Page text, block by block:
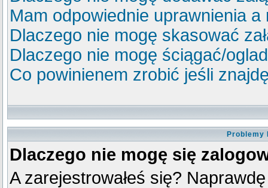
Mam odpowiednie uprawnienia
Dlaczego nie mogę skasować
Dlaczego nie mogę ściągać/
Co powinienem zrobić jeśli
Problemy
Dlaczego nie mogę się
A zarejestrowałeś się?